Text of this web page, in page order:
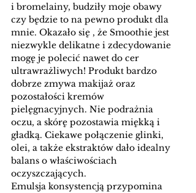
i bromelainy, budziły moje obawy
czy będzie to na pewno produkt dla
mnie. Okazało się , że Smoothie jest
niezwykle delikatne i zdecydowanie
mogę je polecić nawet do cer
ultrawrażliwych! Produkt bardzo
dobrze zmywa makijaż oraz
pozostałości kremów
pielęgnacyjnych. Nie podrażnia
oczu, a skórę pozostawia miękką i
gładką. Ciekawe połączenie glinki,
olei, a także ekstraktów dało idealny
balans o właściwościach
oczyszczających.
Emulsja konsystencją przypomina